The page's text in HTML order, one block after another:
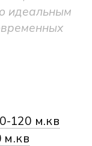
идеальным
120 м.кв
м.кв